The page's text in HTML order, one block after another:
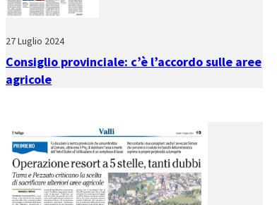
27 Luglio 2024
Consiglio provinciale: c’è l’accordo sulle aree
agricole